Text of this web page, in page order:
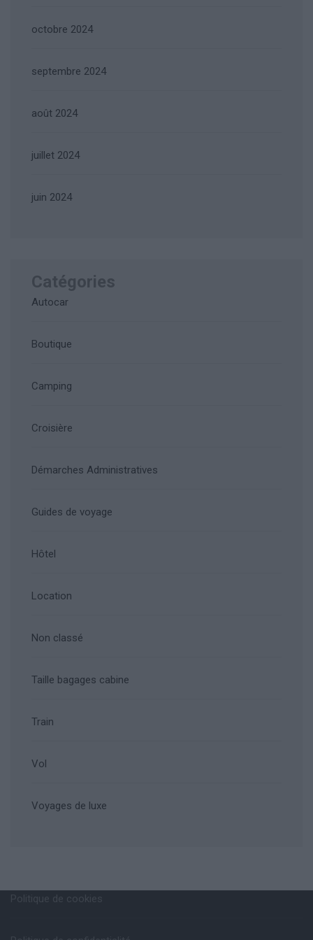
octobre 2024
septembre 2024
août 2024
juillet 2024
juin 2024
Catégories
Autocar
Boutique
Camping
Croisière
Démarches Administratives
Guides de voyage
Hôtel
Location
Non classé
Taille bagages cabine
Train
Vol
Voyages de luxe